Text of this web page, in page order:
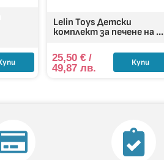
Lelin Toys Детски
комплект за печене на ...
25,50 €/
49,87 лв.
Купи